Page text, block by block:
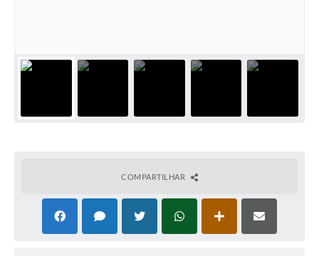
Carta de Serviços
COMPARTILHAR